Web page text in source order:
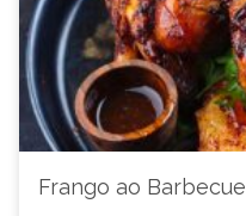
Frango ao Barbecue